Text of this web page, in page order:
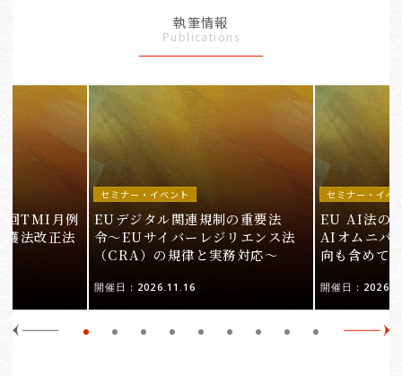
執筆情報
Publications
回TMI月例
護法改正法
セミナー・イベント
EUデジタル関連規制の重要法
令〜EUサイバーレジリエンス法
（CRA）の規律と実務対応〜
開催日：2026.11.16
セミナー・イベ
EU AI法の
AIオムニバ
向も含めて
開催日：